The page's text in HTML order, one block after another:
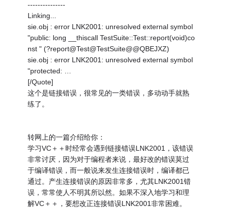
---------------
Linking...
sie.obj : error LNK2001: unresolved external symbol
"public: long __thiscall TestSuite::Test::report(void)co
nst " (?report@Test@TestSuite@@QBEJXZ)
sie.obj : error LNK2001: unresolved external symbol
"protected: …
[/Quote]
这个是链接错误，很常见的一类错误，多动动手就熟
练了。
转网上的一篇介绍给你：
学习VC＋＋时经常会遇到链接错误LNK2001，该错误
非常讨厌，因为对于编程者来说，最好改的错误莫过
于编译错误，而一般说来发生连接错误时，编译都已
通过。产生连接错误的原因非常多，尤其LNK2001错
误，常常使人不明其所以然。如果不深入地学习和理
解VC＋＋，要想改正连接错误LNK2001非常困难。